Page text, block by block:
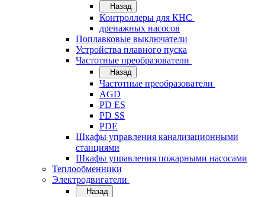
Назад
Контроллеры для КНС
дренажных насосов
Поплавковые выключатели
Устройства плавного пуска
Частотные преобразователи
Назад
Частотные преобразователи
AGD
PD ES
PD SS
PDE
Шкафы управления канализационными
станциями
Шкафы управления пожарными насосами
Теплообменники
Электродвигатели
Назад